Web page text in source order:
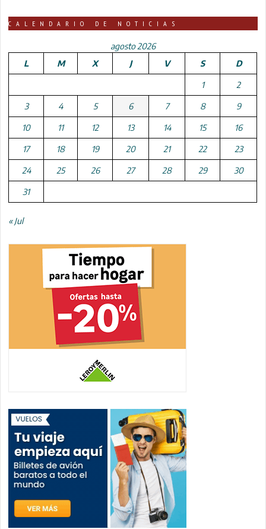
CALENDARIO DE NOTICIAS
agosto 2026
L
M X J V S D
1 2
3 4 5 6 7 8 9
10 11 12 13 14 15 16
17 18 19 20 21 22 23
24 25 26 27 28 29 30
31
« Jul